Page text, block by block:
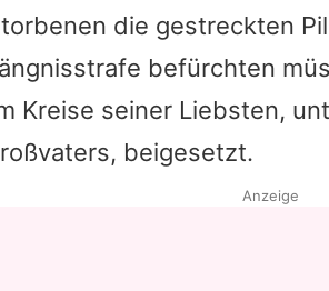
die gestreckten
befürchten
Kreise seiner Liebsten,
beigesetzt.
Anzeige